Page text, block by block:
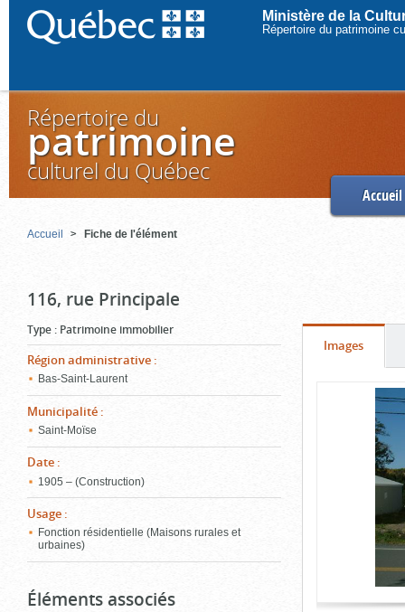
Ministère de la
Répertoire du patrimoine
Répertoire du
patrimoine
culturel du Québec
Accueil
Accueil Fiche de l'élément
116, rue Principale
Type : Patrimoine immobilier
Région administrative :
Bas-Saint-Laurent
Municipalité :
Saint-Moïse
Date :
1905 – (Construction)
Usage :
Fonction résidentielle (Maisons rurales et
urbaines)
Éléments associés
Onglet
Images(cliquer
pour
voir
Contenu
l'onglet